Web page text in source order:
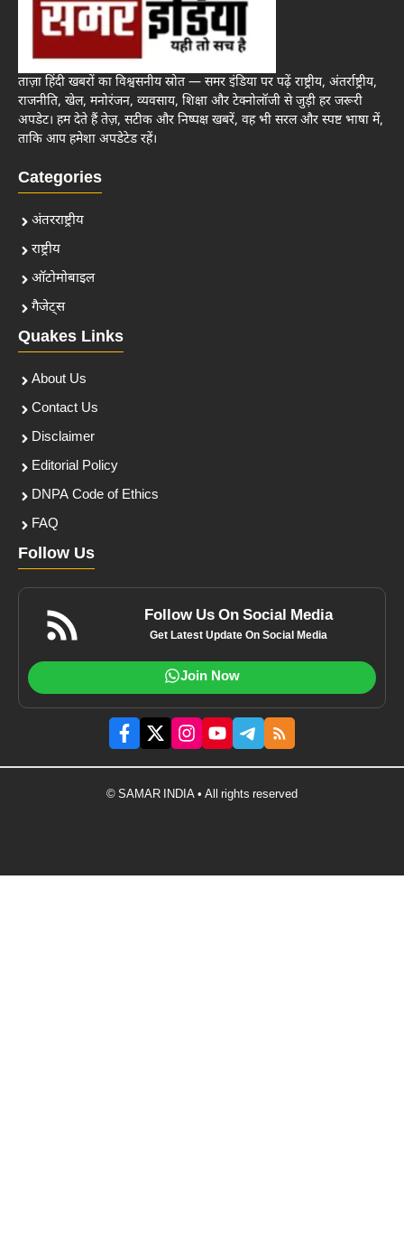
ताज़ा हिंदी खबरों का विश्वसनीय स्रोत — समर इंडिया पर पढ़ें राष्ट्रीय, अंतर्राष्ट्रीय,
राजनीति, खेल, मनोरंजन, व्यवसाय, शिक्षा और टेक्नोलॉजी से जुड़ी हर जरूरी
अपडेट। हम देते हैं तेज़, सटीक और निष्पक्ष खबरें, वह भी सरल और स्पष्ट भाषा में,
ताकि आप हमेशा अपडेटेड रहें।
Categories
अंतरराष्ट्रीय
राष्ट्रीय
ऑटोमोबाइल
गैजेट्स
Quakes Links
About Us
Contact Us
Disclaimer
Editorial Policy
DNPA Code of Ethics
FAQ
Follow Us
Follow Us On Social Media
Get Latest Update On Social Media
Join Now
© SAMAR INDIA • All rights reserved